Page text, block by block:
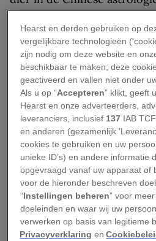
intelligent, gevat,
Het Chinese Nieuwjaar valt
wisselende data –
de zon en de maan ten
en vormt de start van een
de uitbundige leeuwen-
traditionele Chinese
familietafel: deze tradities
onmisbaar bij de viering
1. Traditioneel
Nieuwjaar is in China
Hearst en derden gebruiken op
vergelijkbare technologieën
zijn nodig om deze website en
beschikbaar te maken; deze
geactiveerd en vallen niet onder
Als u op “Accepteren” klikt, geeft
Hearst en onze adverteerders,
leveranciers, inclusief 137 IAB
en anderen (gezamenlijk
cookies te gebruiken en uw
unieke ID’s) en andere informatie
opgevraagd vanaf uw apparaat of
voor de hieronder beschreven
“Instellingen beheren” voor
doeleinden en waar wij uw
verwerken op basis van legitieme
Privacyverklaring en